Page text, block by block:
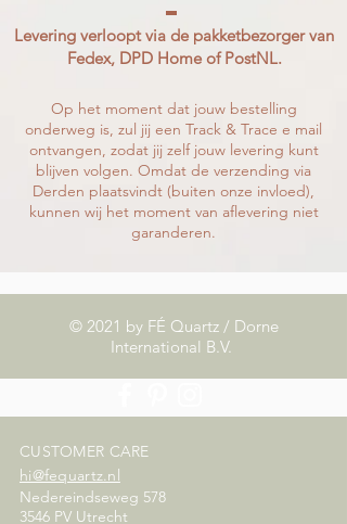
Levering verloopt via de pakketbezorger van
Fedex, DPD Home of PostNL.
Op het moment dat jouw bestelling
onderweg is, zul jij een Track & Trace e mail
ontvangen, zodat jij zelf jouw levering kunt
blijven volgen. Omdat de verzending via
Derden plaatsvindt (buiten onze invloed),
kunnen wij het moment van aflevering niet
garanderen.
© 2021 by FÉ Quartz / Dorne
International B.V.
CUSTOMER CARE
hi@fequartz.nl
Nedereindseweg 578
3546 PV Utrecht